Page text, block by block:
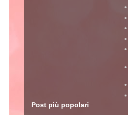
Post più popolari